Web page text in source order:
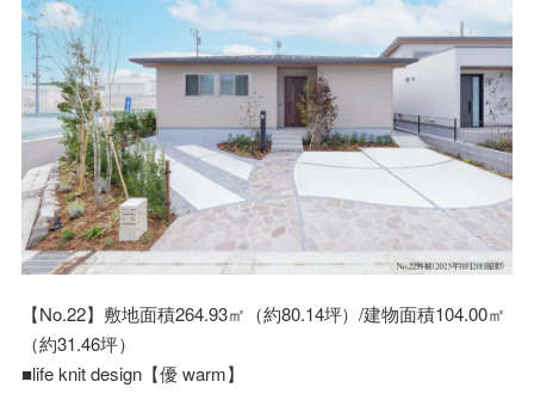
【No.22】敷地面積264.93㎡（約80.14坪）/建物面積104.00㎡
（約31.46坪）
■life knit design【優 warm】